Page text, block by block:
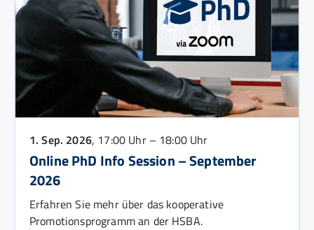
1. Sep. 2026, 17:00 Uhr – 18:00 Uhr
Online PhD Info Session – September
2026
Erfahren Sie mehr über das kooperative
Promotionsprogramm an der HSBA.